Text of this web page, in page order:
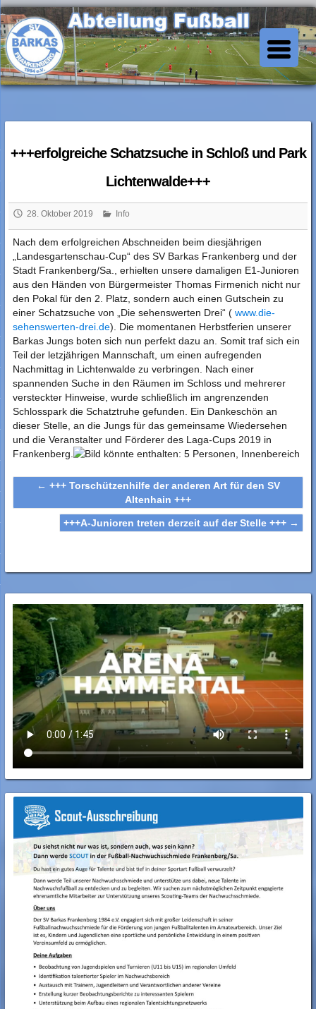
Skip
to
content
SV Barkas Abt. Fussball
+++erfolgreiche Schatzsuche in Schloß und Park
Lichtenwalde+++
28. Oktober 2019 Info
Nach dem erfolgreichen Abschneiden beim diesjährigen
„Landesgartenschau-Cup“ des SV Barkas Frankenberg und der
Stadt Frankenberg/Sa., erhielten unsere damaligen E1-Junioren
aus den Händen von Bürgermeister Thomas Firmenich nicht nur
den Pokal für den 2. Platz, sondern auch einen Gutschein zu
einer Schatzsuche von „Die sehenswerten Drei“ ( www.die-
sehenswerten-drei.de). Die momentanen Herbstferien unserer
Barkas Jungs boten sich nun perfekt dazu an. Somit traf sich ein
Teil der letzjährigen Mannschaft, um einen aufregenden
Nachmittag in Lichtenwalde zu verbringen. Nach einer
spannenden Suche in den Räumen im Schloss und mehrerer
versteckter Hinweise, wurde schließlich im angrenzenden
Schlosspark die Schatztruhe gefunden. Ein Dankeschön an
dieser Stelle, an die Jungs für das gemeinsame Wiedersehen
und die Veranstalter und Förderer des Laga-Cups 2019 in
Frankenberg.
← +++ Torschützenhilfe der anderen Art für den SV
Altenhain +++
+++A-Junioren treten derzeit auf der Stelle +++ →